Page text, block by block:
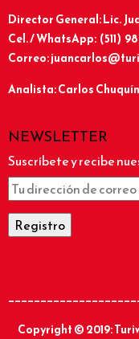
Director General: Lic.
Cel. / WhatsApp: (511)
Correo:
Analista: Carlos
NEWSLETTER
Suscríbete y recibe
Copyright © 2019: